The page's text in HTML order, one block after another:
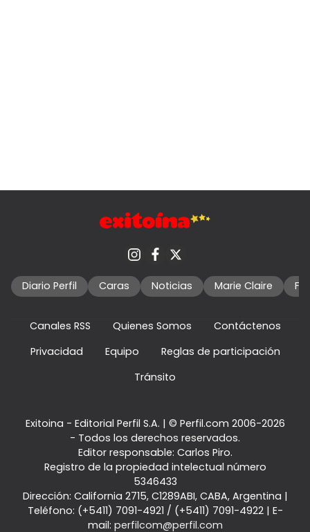
Diario Perfil Caras Noticias Marie Claire
Canales RSS Quienes Somos
Contáctenos
Privacidad
Equipo
Reglas de participación
Tránsito
Exitoina - Editorial Perfil S.A. | © Perfil.com 2006-2026
- Todos los derechos reservados.
Editor responsable: Carlos Piro.
Registro de la propiedad intelectual número
5346433
Dirección: California 2715, C1289ABI, CABA, Argentina |
Teléfono: (+5411) 7091-4921 / (+5411) 7091-4922| E-
mail: perfilcom@perfil.com